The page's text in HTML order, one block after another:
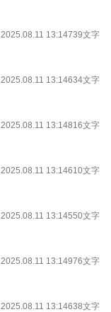
2025.08.11 13:14739文字
2025.08.11 13:14634文字
2025.08.11 13:14816文字
2025.08.11 13:14610文字
2025.08.11 13:14550文字
2025.08.11 13:14976文字
2025.08.11 13:14638文字